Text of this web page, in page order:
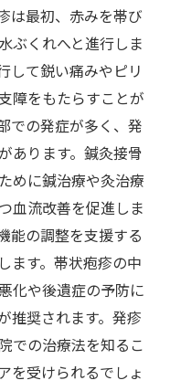
は最初、赤みを帯び
ぶくれへと進行しま
して鋭い痛みやピリ
障をもたらすことが
での発症が多く、発
あります。鍼灸接骨
めに鍼治療や灸治療
血流改善を促進しま
能の調整を支援する
ます。帯状疱疹の中
化や後遺症の予防に
推奨されます。発疹
での治療法を知るこ
を受けられるでしょ